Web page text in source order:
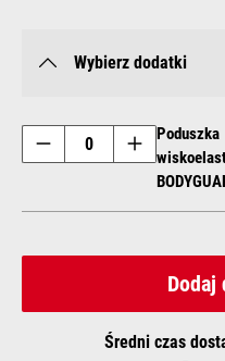
Wybierz dodatki
Poduszka
Dodaj
Średni czas